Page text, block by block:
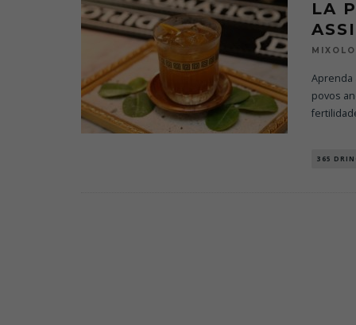
LA
Aprenda
povos
365